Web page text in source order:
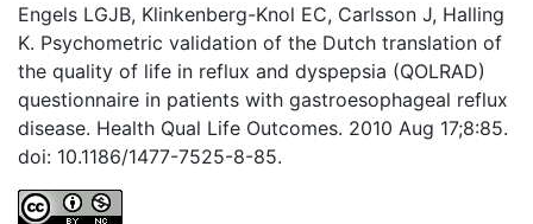
Engels LGJB, Klinkenberg-Knol EC, Carlsson J, Halling
K. Psychometric validation of the Dutch translation of
the quality of life in reflux and dyspepsia (QOLRAD)
questionnaire in patients with gastroesophageal reflux
disease. Health Qual Life Outcomes. 2010 Aug 17;8:85.
doi: 10.1186/1477-7525-8-85.